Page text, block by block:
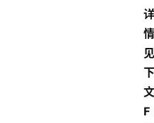
详
情
见
下
文
F